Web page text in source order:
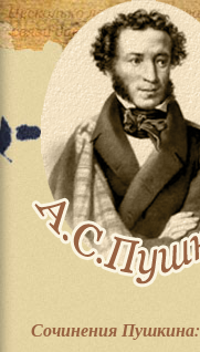
Сочинения Пушкина: